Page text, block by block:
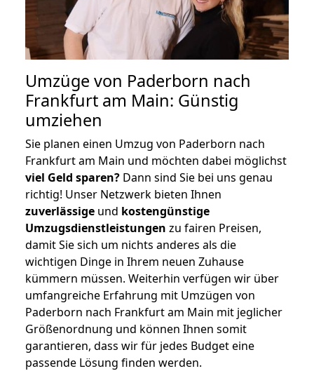
Umzüge von Paderborn nach
Frankfurt am Main: Günstig
umziehen
Sie planen einen Umzug von Paderborn nach
Frankfurt am Main und möchten dabei möglichst
viel Geld sparen? Dann sind Sie bei uns genau
richtig! Unser Netzwerk bieten Ihnen
zuverlässige und kostengünstige
Umzugsdienstleistungen zu fairen Preisen,
damit Sie sich um nichts anderes als die
wichtigen Dinge in Ihrem neuen Zuhause
kümmern müssen. Weiterhin verfügen wir über
umfangreiche Erfahrung mit Umzügen von
Paderborn nach Frankfurt am Main mit jeglicher
Größenordnung und können Ihnen somit
garantieren, dass wir für jedes Budget eine
passende Lösung finden werden.